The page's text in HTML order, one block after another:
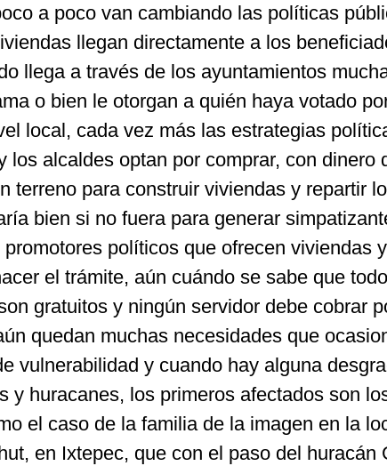
a poco van cambiando las políticas
llegan directamente a los
llega a través de los ayuntamientos
o bien le otorgan a quién haya votado
local, cada vez más las estrategias
los alcaldes optan por comprar, con dinero
terreno para construir viviendas y repartir
bien si no fuera para generar
promotores políticos que ofrecen viviendas
el trámite, aún cuándo se sabe que
gratuitos y ningún servidor debe cobrar
quedan muchas necesidades que
vulnerabilidad y cuando hay alguna
y huracanes, los primeros afectados son
el caso de la familia de la imagen en la
en Ixtepec, que con el paso del huracán